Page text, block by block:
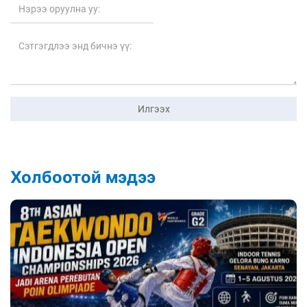
Илгээх
Холбоотой мэдээ